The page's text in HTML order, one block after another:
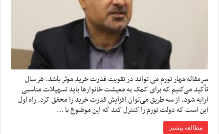
سرمقاله مهار تورم می تواند در تقویت قدرت خرید موثر باشد. هر سال
تأکید می‌کنیم که برای کمک به معیشت خانوارها باید تسهیلات مناسبی
ارایه شود. از سه طریق می‌توان افزایش قدرت خرید را محقق کرد. راه اول
این است که دولت تورم را کنترل کند که این موضوع با …
مطالعه بیشتر